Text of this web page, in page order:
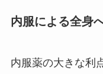
内服による全身
内服薬の大きな利